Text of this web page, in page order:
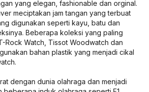
yang elegan, fashionable dan orginal.
meciptakan jam tangan yang terbuat
digunakan seperti kayu, batu dan
Beberapa koleksi yang paling
Rock Watch, Tissot Woodwatch dan
bahan plastik yang menjadi cikal
dengan dunia olahraga dan menjadi